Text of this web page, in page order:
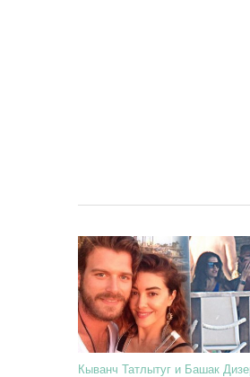
Кыванч Татлытуг и Башак